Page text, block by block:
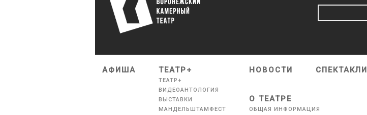
АФИША ТЕАТР+
ТЕАТР+
ВИДЕОАНТОЛОГИЯ
ВЫСТАВКИ
МАНДЕЛЬШТАМФЕСТ
НОВОСТИ СПЕКТАКЛИ
О ТЕАТРЕ
ОБЩАЯ ИНФОРМАЦИЯ